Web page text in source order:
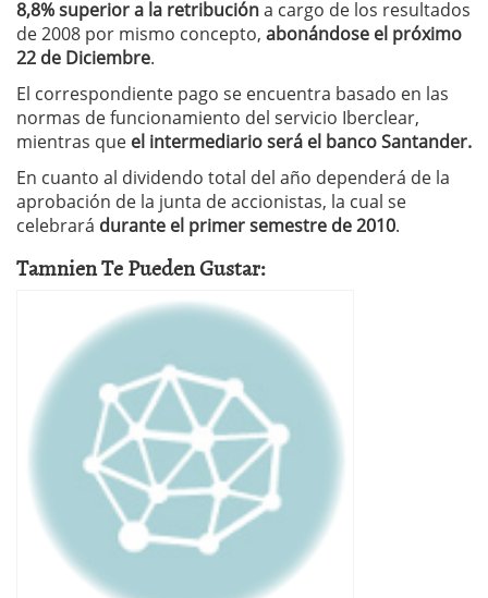
8,8% superior a la retribucióna cargo de los resultados
de 2008 por mismo concepto, abonándose el próximo
22 de Diciembre.
El correspondiente pago se encuentra basado en las
normas de funcionamiento del servicio Iberclear,
mientras que el intermediario será el banco Santander.
En cuanto al dividendo total del año dependerá de la
aprobación de la junta de accionistas, la cual se
celebrará durante el primer semestre de 2010.
Tamnien Te Pueden Gustar: